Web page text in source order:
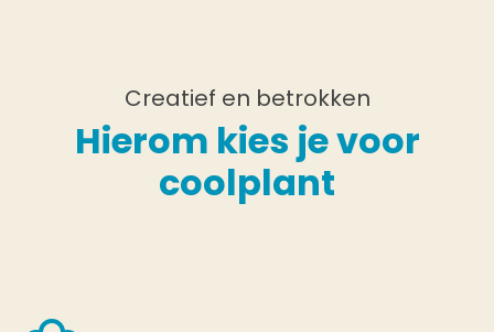
Creatief en betrokken
Hierom kies je voor
coolplant